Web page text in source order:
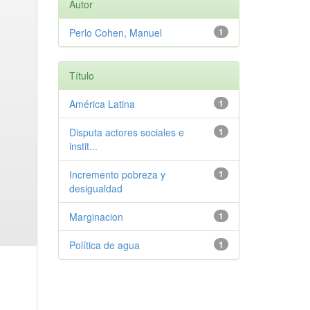
Autor
1
Perlo Cohen, Manuel
Título
1
América Latina
1
Disputa actores sociales e
instit...
1
Incremento pobreza y
desigualdad
1
Marginacion
1
Política de agua